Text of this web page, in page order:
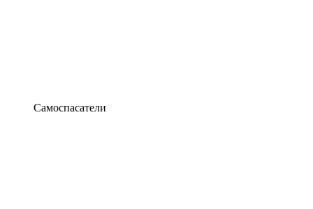
Самоспасатели